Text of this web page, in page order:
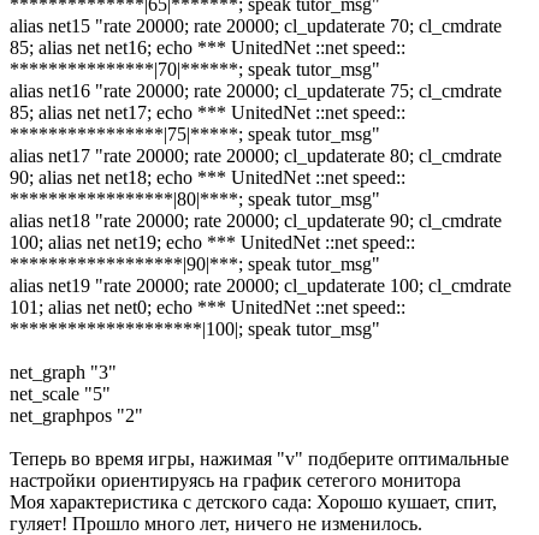
alias net15 "rate 20000; rate 20000; cl_updaterate 70; cl_cmdrate
85; alias net net16; echo *** UnitedNet ::net speed::
***************|70|******; speak tutor_msg"
alias net16 "rate 20000; rate 20000; cl_updaterate 75; cl_cmdrate
85; alias net net17; echo *** UnitedNet ::net speed::
****************|75|*****; speak tutor_msg"
alias net17 "rate 20000; rate 20000; cl_updaterate 80; cl_cmdrate
90; alias net net18; echo *** UnitedNet ::net speed::
*****************|80|****; speak tutor_msg"
alias net18 "rate 20000; rate 20000; cl_updaterate 90; cl_cmdrate
100; alias net net19; echo *** UnitedNet ::net speed::
******************|90|***; speak tutor_msg"
alias net19 "rate 20000; rate 20000; cl_updaterate 100; cl_cmdrate
101; alias net net0; echo *** UnitedNet ::net speed::
********************|100|; speak tutor_msg"
net_graph "3"
net_scale "5"
net_graphpos "2"
Теперь во время игры, нажимая "v" подберите оптимальные
настройки ориентируясь на график сетегого монитора
Моя характеристика с детского сада: Хорошо кушает, спит,
гуляет! Прошло много лет, ничего не изменилось.